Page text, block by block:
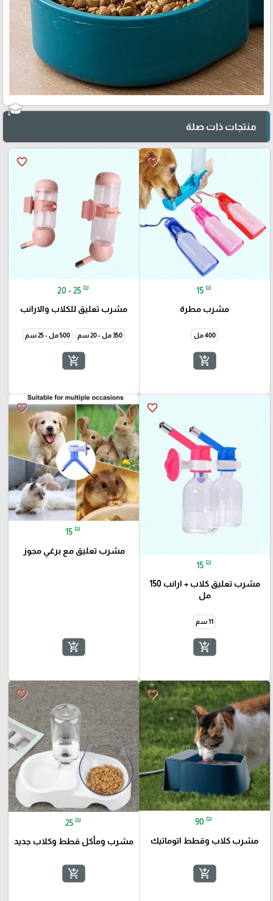
🎓
منتجات ذات صلة
favorite_border
15 ₪
مشرب مطرة
400 مل
add_shopping_cart
favorite_border
20 - 25 ₪
مشرب تعليق للكلاب والارانب
350 مل - 20 سم 500 مل - 25 سم
add_shopping_cart
favorite_border
15 ₪
مشرب تعليق كلاب + ارانب 150
مل
11 سم
add_shopping_cart
favorite_border
15 ₪
مشرب تعليق مع برغي مجوز
add_shopping_cart
favorite_border
90 ₪
مشرب كلاب وقطط اتوماتيك
add_shopping_cart
favorite_border
25 ₪
مشرب ومأكل قطط وكلاب جديد
add_shopping_cart